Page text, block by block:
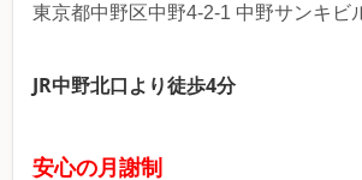
東京都中野区中野4-2-1 中野サンキビ
JR中野北口より徒歩4分
安心の月謝制